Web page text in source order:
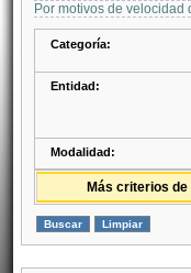
Por motivos de
Categoría:
Entidad:
Modalidad:
Más criterios de